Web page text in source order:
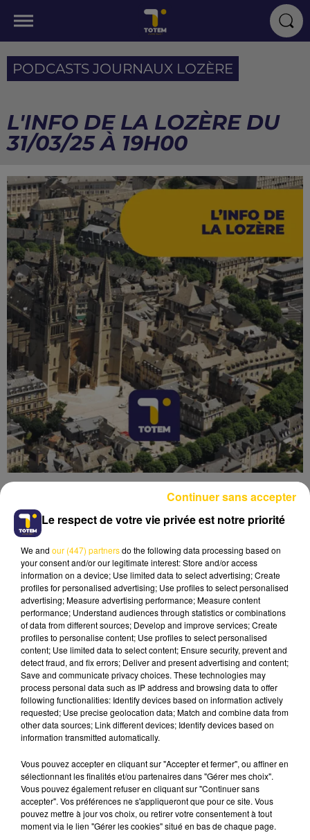
PODCASTS JOURNAUX LOZÈRE
L'INFO DE LA LOZÈRE DU
31/03/25 À 19H00
Lecture (3 min 41 sec)
31 mars 2025 - 3 min 41 sec
L'INFO DE LA LOZÈRE DU 31/03/25 À
19H00
L'info de la Lozère
AVEYRON NORD
Le respect de votre vie privée est notre priorité
We and our (447) partnersdo the following data processing based on
your consent and/or our legitimate interest: Store and/or access
information on a device; Use limited data to select advertising; Create
profiles for personalised advertising; Use profiles to select personalised
advertising; Measure advertising performance; Measure content
performance; Understand audiences through statistics or combinations
of data from different sources; Develop and improve services; Create
profiles to personalise content; Use profiles to select personalised
content; Use limited data to select content; Ensure security, prevent and
detect fraud, and fix errors; Deliver and present advertising and content;
Save and communicate privacy choices. These technologies may
process personal data such as IP address and browsing data to offer
following functionalities: Identify devices based on information actively
requested; Use precise geolocation data; Match and combine data from
other data sources; Link different devices; Identify devices based on
information transmitted automatically.
Vous pouvez accepter en cliquant sur "Accepter et fermer", ou affiner en
sélectionnant les finalités et/ou partenaires dans "Gérer mes choix".
Vous pouvez également refuser en cliquant sur "Continuer sans
accepter". Vos préférences ne s'appliqueront que pour ce site. Vous
pouvez mettre à jour vos choix, ou retirer votre consentement à tout
moment via le lien "Gérer les cookies" situé en bas de chaque page.
Continuer sans accepter